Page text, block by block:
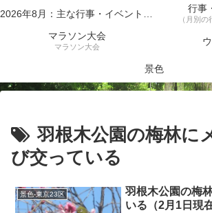
2026年8月：主な行事・イベント一覧 行事
（月別
マラソン大会
マラソン大会
景色
羽根木公園の梅林に
び交っている
景色-東京23区
羽根木公園の梅
いる（2月1日現